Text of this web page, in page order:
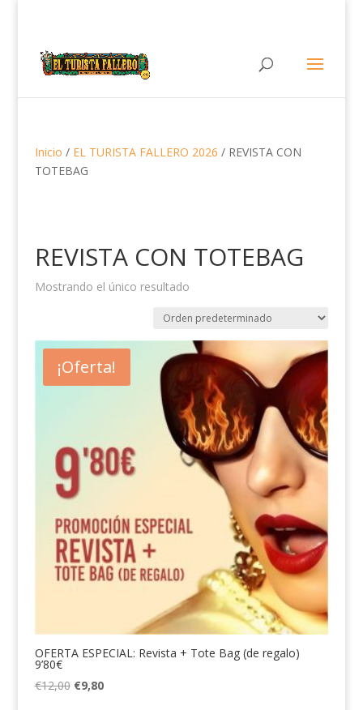
Inicio / EL TURISTA FALLERO 2026 / REVISTA CON
TOTEBAG
REVISTA CON TOTEBAG
Mostrando el único resultado
¡Oferta!
OFERTA ESPECIAL: Revista + Tote Bag (de regalo)
9’80€
€12,00 El
€9,80El